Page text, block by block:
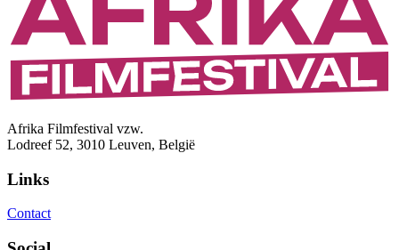
Afrika Filmfestival vzw.
Lodreef 52, 3010 Leuven, België
Links
Contact